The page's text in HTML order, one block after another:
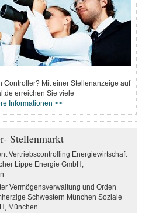
Controller? Mit einer Stellenanzeige auf
erreichen Sie viele
Informationen >>
Stellenmarkt
Vertriebscontrolling Energiewirtschaft
Lippe Energie GmbH,
Vermögensverwaltung und Orden
Schwestern München Soziale
München